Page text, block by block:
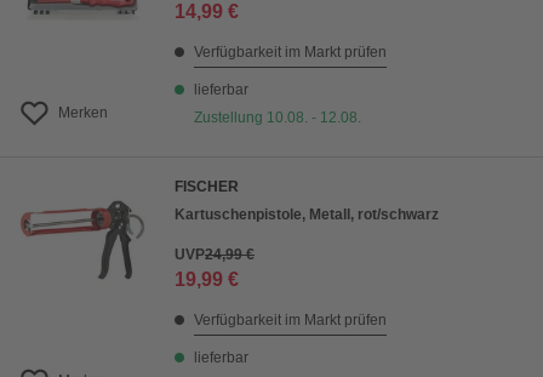
Merken
14,99 €
Verfügbarkeit im Markt prüfen
lieferbar
Zustellung 10.08. - 12.08.
FISCHER
Kartuschenpistole, Metall, rot/schwarz
UVP24,99 €
19,99 €
Verfügbarkeit im Markt prüfen
lieferbar